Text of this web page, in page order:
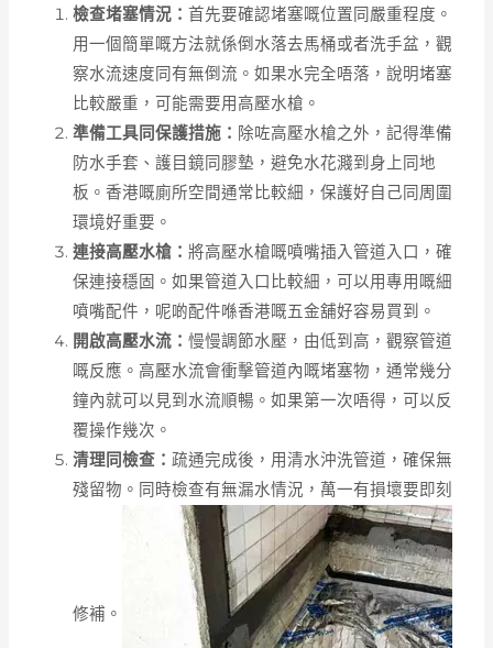
檢查堵塞情況：首先要確認堵塞嘅位置同嚴重程度。
用一個簡單嘅方法就係倒水落去馬桶或者洗手盆，觀
察水流速度同有無倒流。如果水完全唔落，說明堵塞
比較嚴重，可能需要用高壓水槍。
準備工具同保護措施： 除咗高壓水槍之外，記得準備
防水手套、護目鏡同膠墊，避免水花濺到身上同地
板。香港嘅廁所空間通常比較細，保護好自己同周圍
環境好重要。
連接高壓水槍：將高壓水槍嘅噴嘴插入管道入口，確
保連接穩固。如果管道入口比較細，可以用專用嘅細
噴嘴配件，呢啲配件喺香港嘅五金舖好容易買到。
開啟高壓水流：慢慢調節水壓，由低到高，觀察管道
嘅反應。高壓水流會衝擊管道內嘅堵塞物，通常幾分
鐘內就可以見到水流順暢。如果第一次唔得，可以反
覆操作幾次。
清理同檢查：疏通完成後，用清水沖洗管道，確保無
殘留物。同時檢查有無漏水情況，萬一有損壞要即刻
修補。